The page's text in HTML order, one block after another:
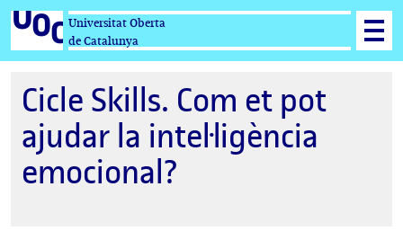
Universitat Oberta
de Catalunya
Cicle Skills. Com et pot
ajudar la intel·ligència
emocional?